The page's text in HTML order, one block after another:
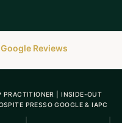
Google Reviews
PRACTITIONER | INSIDE-OUT
PRESSO GOOGLE & IAPC